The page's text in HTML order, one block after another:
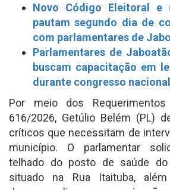
Novo Código Eleitoral e
pautam segundo dia de
com parlamentares de
Parlamentares de
buscam capacitação em
durante congresso
Por meio dos
616/2026, Getúlio Belém (PL)
críticos que necessitam de
município. O parlamentar
telhado do posto de saúde do
situado na Rua Itaituba,